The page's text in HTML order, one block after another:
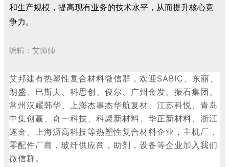
和生产规模，提高现有业务的技术水平，从而提升核心竞
争力。
编辑：艾帅帅
艾邦建有热塑性复合材料微信群，欢迎SABIC 、东丽、
朗盛、巴斯夫、科思创、俊尔、广州金发、振石集团、
常州汉耀韩华、上海杰事杰华航复材、江苏科悦、青岛
中集创赢、奇一科技、科聚新材料、华正新材料、浙江
遂金、上海沥高科技等热塑性复合材料企业，主机厂，
零配件厂商，玻纤供应商，助剂，设备等企业加入我们
微信群。